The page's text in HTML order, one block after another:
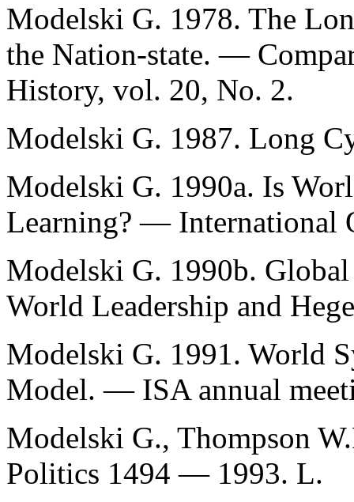
Modelski G. 1978. The
the Nation-state. —
History, vol. 20, No. 2.
Modelski G. 1987. Long
Modelski G. 1990a. Is
Learning? — International
Modelski G. 1990b.
World Leadership and
Modelski G. 1991. World
Model. — ISA annual
Modelski G., Thompson
Politics 1494 — 1993. L.